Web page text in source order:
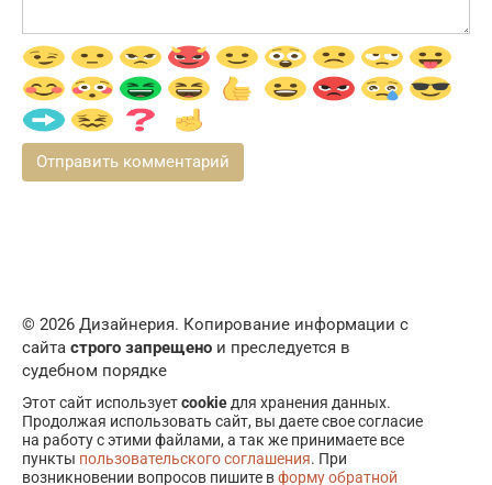
© 2026 Дизайнерия. Копирование информации с
сайта строго запрещено и преследуется в
судебном порядке
Этот сайт используетcookieдля хранения данных.
Продолжая использовать сайт, вы даете свое согласие
на работу с этими файлами, а так же принимаете все
пункты пользовательского соглашения. При
возникновении вопросов пишите вформу обратной